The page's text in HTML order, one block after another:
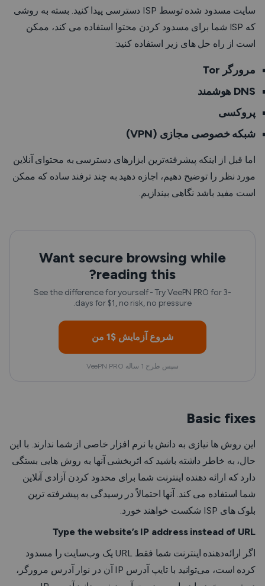
سایت مسدود شده توسط ISP دسترسی پیدا کنید. بسته به روشی
که ISP شما برای مسدود کردن محتوا استفاده می کند، ممکن
است از راه حل های زیر استفاده کنید:
مرورگر Tor
DNS هوشمند
پروکسی
شبکه خصوصی مجازی (VPN)
اما قبل از اینکه پیشرفته‌ترین ابزارهای دسترسی به محتوای آنلاین
مورد نظر را توضیح دهیم، اجازه دهید به چند ترفند ساده که ممکن
است مفید باشد نگاهی بیندازیم.
Want secure browsing while
reading this?
See the difference for yourself - Try VeePN PRO for 3-
days for $1, no risk, no pressure.
شروع آزمایش $1 من
سپس طرح 1 ساله VeePN PRO
Basic fixes
این روش ها نیازی به دانش یا نرم افزار خاصی از شما ندارند. با این
حال، به خاطر داشته باشید که اثربخشی آنها به روش هایی بستگی
دارد که ارائه دهنده اینترنت شما برای محدود کردن آزادی آنلاین
شما استفاده می کند. آنها احتمالاً در رسیدگی به پیشرفته ترین
بلوک های ISP شکست خواهند خورد.
Type the website’s IP address instead of URL
اگر ارائه‌دهنده اینترنت شما فقط URL یک وب‌سایت را مسدود
کرده است، می‌توانید با تایپ آدرس IP آن در نوار آدرس مرورگر،